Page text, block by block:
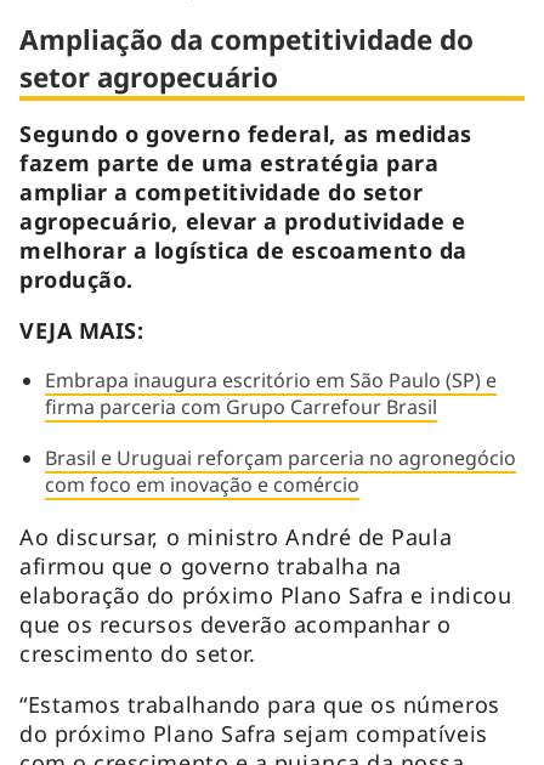
Ampliação da competitividade do
setor agropecuário
Segundo o governo federal, as medidas
fazem parte de uma estratégia para
ampliar a competitividade do setor
agropecuário, elevar a produtividade e
melhorar a logística de escoamento da
produção.
VEJA MAIS:
Embrapa inaugura escritório em São Paulo (SP) e
firma parceria com Grupo Carrefour Brasil
Brasil e Uruguai reforçam parceria no agronegócio
com foco em inovação e comércio
Ao discursar, o ministro André de Paula
afirmou que o governo trabalha na
elaboração do próximo Plano Safra e indicou
que os recursos deverão acompanhar o
crescimento do setor.
“Estamos trabalhando para que os números
do próximo Plano Safra sejam compatíveis